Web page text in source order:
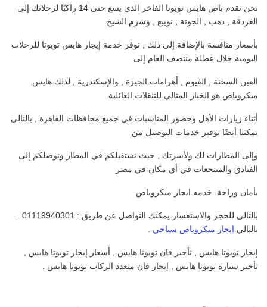
نحن نقدم باص هايس تويوتا الفاخر الذي يسع حتى 14 راكبًا لرحلاتك إلى
الغردقة , دهب , الجونة , نويبع , وشرم الشيخ
بأسعار منافسة بالإضافة إلى ذلك , نوفر خدمة إيجار هايس تويوتا للرحلات
اليومية خلال عطلة منتصف العام إلى
العين السخنة , الفيوم , أهرامات الجيزة , والإسكندرية , لذلك هايس
ميكروباص هو الخيار المثالي للتنقلات العائلية
أثناء زيارات الأهل وحضور المناسبات في جميع محافظات القاهرة , بالتالي
يمكننا أيضًا توفير خدمات التوصيل من
وإلى المطارات لك ولأسرتك , حيث نستقبلكم في المطار ونوصلكم إلى
الفنادق والمنتجعات في أي مكان في مصر
بأمان وراحة. خدمه ايجار ميكروباص
بالتالي للحجز والاستفسار يمكنك التواصل عن طريق : 01119940301 .
بالتالي ايجار ميكروباص سياحي .
إيجار تويوتا هايس , تأجير فان تويوتا هايس , أسعار إيجار تويوتا هايس ,
تأجير سيارة تويوتا هايس , إيجار فان متعدد الركاب تويوتا هايس .